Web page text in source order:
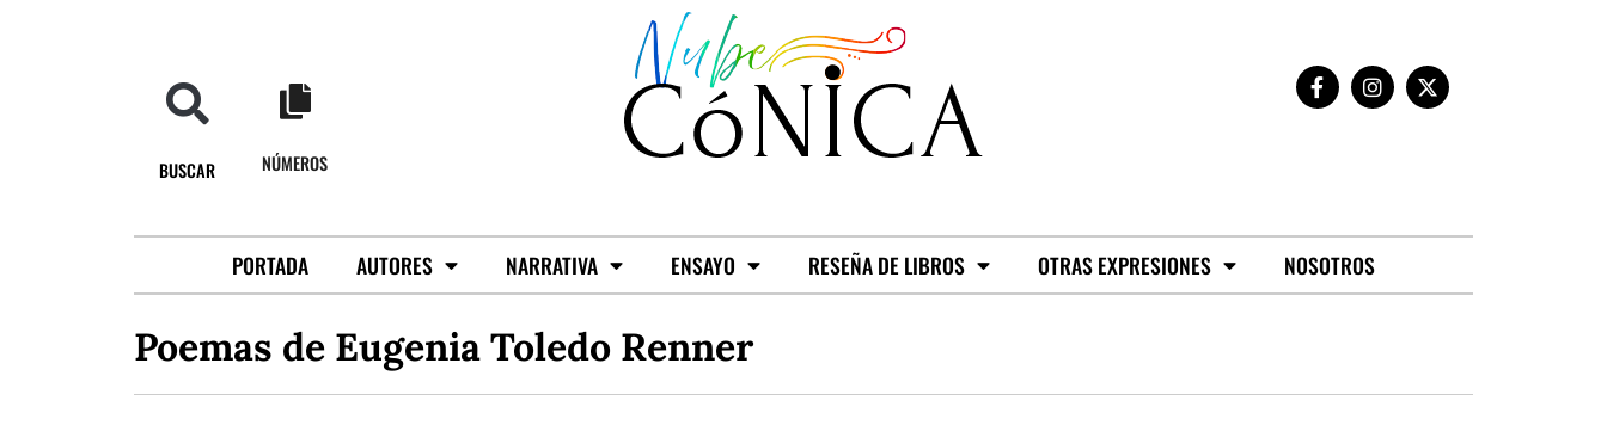
BUSCAR NÚMEROS
PORTADA AUTORES NARRATIVA ENSAYO RESEÑA DE LIBROS OTRAS EXPRESIONES NOSOTROS
Poemas de Eugenia Toledo Renner